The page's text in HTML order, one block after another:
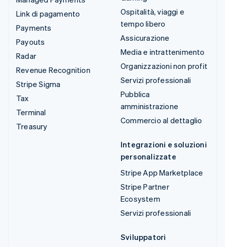
Link di pagamento
Payments
Payouts
Radar
Revenue Recognition
Stripe Sigma
Tax
Terminal
Treasury
Ospitalità, viaggi e
tempo libero
Assicurazione
Media e intrattenimento
Organizzazioni non profit
Servizi professionali
Pubblica
amministrazione
Commercio al dettaglio
Integrazioni e soluzioni
personalizzate
Stripe App Marketplace
Stripe Partner
Ecosystem
Servizi professionali
Sviluppatori